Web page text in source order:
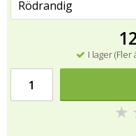
I lager (Fler
★